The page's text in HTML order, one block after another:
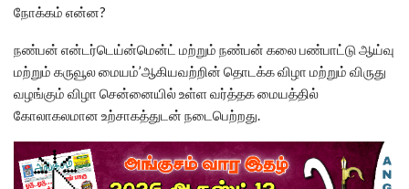
நோக்கம் என்ன?
நண்பன் என்டர்டெய்ன்மென்ட் மற்றும் நண்பன் கலை பண்பாட்டு ஆய்வு
மற்றும் கருவூல மையம்’ஆகியவற்றின் தொடக்க விழா மற்றும் விருது
வழங்கும் விழா சென்னையில் உள்ள வர்த்தக மையத்தில்
கோலாகலமான உற்சாகத்துடன் நடைபெற்றது.